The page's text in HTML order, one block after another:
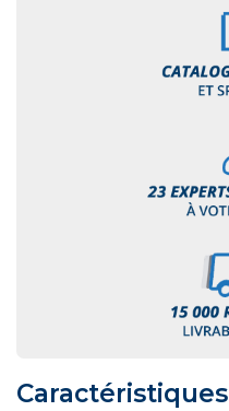
Caractéristiques